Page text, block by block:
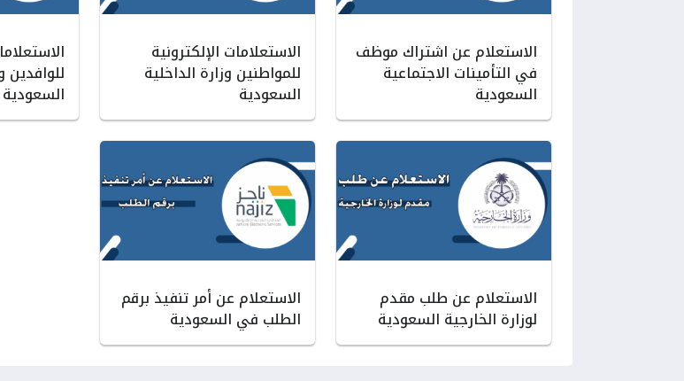
الاستعلام عن اشتراك موظف
في التأمينات الاجتماعية
السعودية
الاستعلامات الإلكترونية
للمواطنين وزارة الداخلية
السعودية
للوافدين
السعودية
الاستعلام عن طلب مقدم
لوزارة الخارجية السعودية
الاستعلام عن أمر تنفيذ برقم
الطلب في السعودية